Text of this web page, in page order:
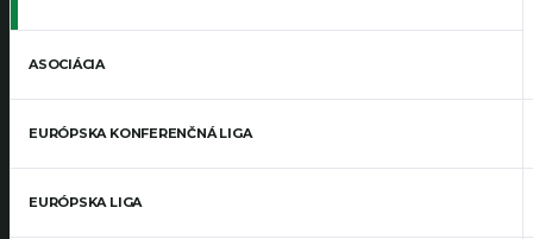
ASOCIÁCIA
EURÓPSKA KONFERENČNÁ LIGA
EURÓPSKA LIGA